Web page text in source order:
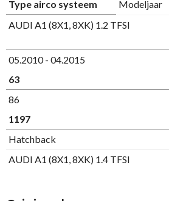
Type airco systeem
Modeljaar
AUDI A1 (8X1, 8XK) 1.2 TFSI
05.2010 - 04.2015
63
86
1197
Hatchback
AUDI A1 (8X1, 8XK) 1.4 TFSI